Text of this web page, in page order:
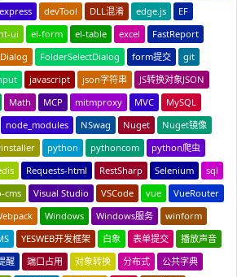
devTool DLL混淆 edge.js
EF
ui el-form el-table excel
FastReport
FolderSelectDialog form提交
git
javascript json字符串
JS转换对象JSON
Math MCP mitmproxy MVC
MySQL
node_modules NSwag Nuget
Nuget镜像
python pythoncom
python爬虫
Requests-html RestSharp Selenium
sql
cms Visual Studio VSCode vue
VueRouter
Windows Windows服务
winform
YESWEB开发框架 白象 表单提交
播放声音
醒 端口占用 对象转换 分布式
公共字典